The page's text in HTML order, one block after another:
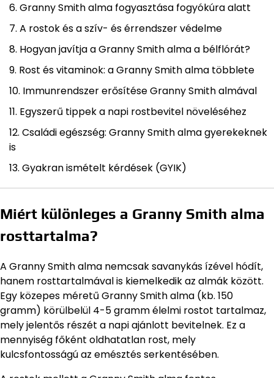
Granny Smith alma fogyasztása fogyókúra alatt
A rostok és a szív- és érrendszer védelme
Hogyan javítja a Granny Smith alma a bélflórát?
Rost és vitaminok: a Granny Smith alma többlete
Immunrendszer erősítése Granny Smith almával
Egyszerű tippek a napi rostbevitel növeléséhez
Családi egészség: Granny Smith alma gyerekeknek
is
Gyakran ismételt kérdések (GYIK)
Miért különleges a Granny Smith alma
rosttartalma?
A Granny Smith alma nemcsak savanykás ízével hódít,
hanem rosttartalmával is kiemelkedik az almák között.
Egy közepes méretű Granny Smith alma (kb. 150
gramm) körülbelül 4-5 gramm élelmi rostot tartalmaz,
mely jelentős részét a napi ajánlott bevitelnek. Ez a
mennyiség főként oldhatatlan rost, mely
kulcsfontosságú az emésztés serkentésében.